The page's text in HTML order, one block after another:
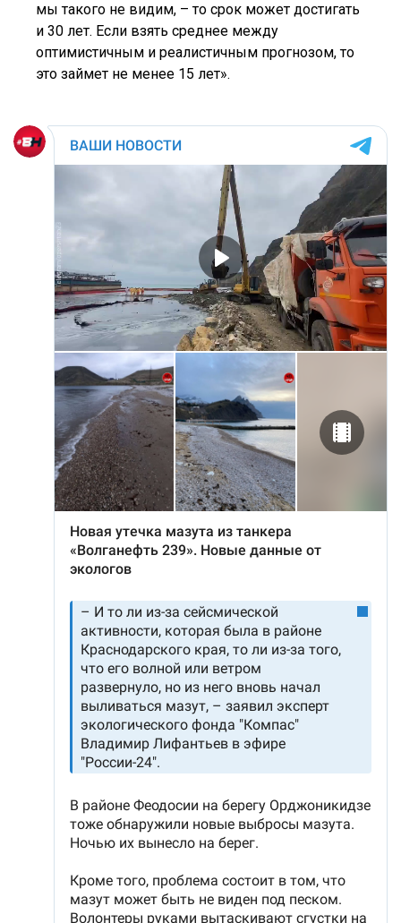
мы такого не видим, – то срок может достигать
и 30 лет. Если взять среднее между
оптимистичным и реалистичным прогнозом, то
это займет не менее 15 лет».